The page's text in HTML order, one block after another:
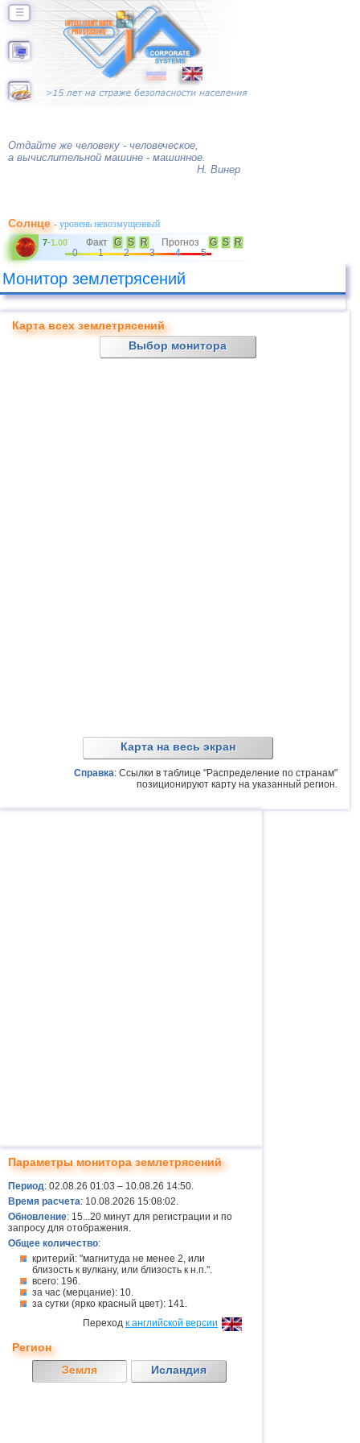
☰
Отдайте же человеку - человеческое,
а вычислительной машине - машинное.
Н. Винер
Солнце- уровень невозмущенный
7-1.00 Факт G S R Прогноз G S
R
0
1 2 3 4 5
Монитор землетрясений
Карта всех землетрясений
Выбор монитора
Карта на весь экран
Справка: Ссылки в таблице "Распределение по странам"
позиционируют карту на указанный регион.
Параметры монитора землетрясений
Период: 02.08.26 01:03 – 10.08.26 14:50.
Время расчета: 10.08.2026 15:08:02.
Обновление: 15...20 минут для регистрации и по
запросу для отображения.
Общее количество:
критерий: "магнитуда не менее 2, или
близость к вулкану, или близость к н.п.".
всего: 196.
за час (мерцание): 10.
за сутки (ярко красный цвет): 141.
Переход к английской версии
Регион
Земля
Исландия